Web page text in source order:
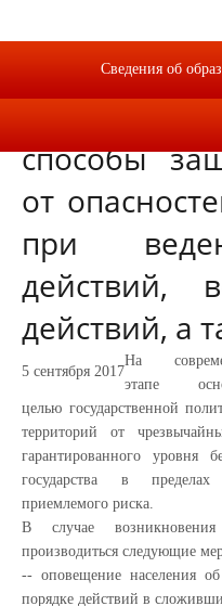
способы
от
при
действий,
действий, а
5 сентября 2017
На
этапе
целью государственной
территорий от
гарантированного уровня
государства в пределах
приемлемого риска.
В случае
производиться следующие
-- оповещение населения
порядке действий в
Сведения об